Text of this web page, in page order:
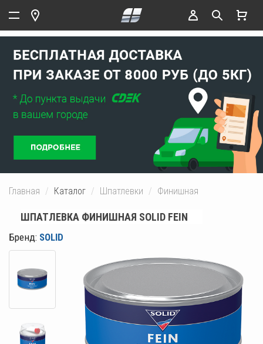
Главная Каталог Шпатлевки Финишная
ШПАТЛЕВКА ФИНИШНАЯ SOLID FEIN
Бренд: SOLID